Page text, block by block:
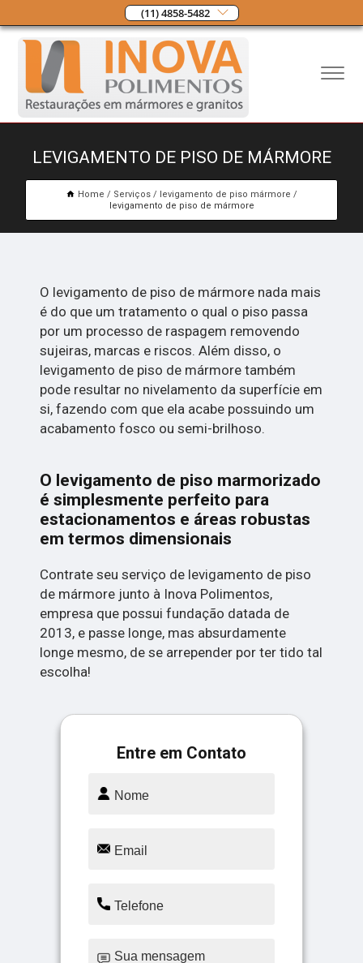
(11) 4858-5482
LEVIGAMENTO DE PISO DE MÁRMORE
Home Serviços
levigamento de piso mármore
levigamento de piso de mármore
O levigamento de piso de mármore nada mais
é do que um tratamento o qual o piso passa
por um processo de raspagem removendo
sujeiras, marcas e riscos. Além disso, o
levigamento de piso de mármore também
pode resultar no nivelamento da superfície em
si, fazendo com que ela acabe possuindo um
acabamento fosco ou semi-brilhoso.
O levigamento de piso marmorizado
é simplesmente perfeito para
estacionamentos e áreas robustas
em termos dimensionais
Contrate seu serviço de levigamento de piso
de mármore junto à Inova Polimentos,
empresa que possui fundação datada de
2013, e passe longe, mas absurdamente
longe mesmo, de se arrepender por ter tido tal
escolha!
Entre em Contato